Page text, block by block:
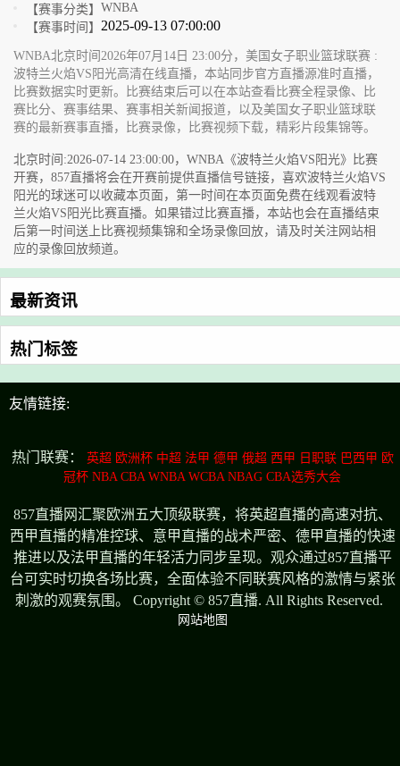
【赛事分类】 WNBA
【赛事时间】 2025-09-13 07:00:00
WNBA北京时间2026年07月14日 23:00分，美国女子职业篮球联赛 :
波特兰火焰VS阳光高清在线直播，本站同步官方直播源准时直播，
比赛数据实时更新。比赛结束后可以在本站查看比赛全程录像、比
赛比分、赛事结果、赛事相关新闻报道，以及美国女子职业篮球联
赛的最新赛事直播，比赛录像，比赛视频下载，精彩片段集锦等。
北京时间:2026-07-14 23:00:00，WNBA《波特兰火焰VS阳光》比赛
开赛，857直播将会在开赛前提供直播信号链接，喜欢波特兰火焰VS
阳光的球迷可以收藏本页面，第一时间在本页面免费在线观看波特
兰火焰VS阳光比赛直播。如果错过比赛直播，本站也会在直播结束
后第一时间送上比赛视频集锦和全场录像回放，请及时关注网站相
应的录像回放频道。
最新资讯
热门标签
友情链接:
热门联赛： 英超 欧洲杯 中超 法甲 德甲 俄超 西甲 日职联 巴西甲 欧
冠杯 NBA CBA WNBA WCBA NBAG CBA选秀大会
857直播网汇聚欧洲五大顶级联赛，将英超直播的高速对抗、
西甲直播的精准控球、意甲直播的战术严密、德甲直播的快速
推进以及法甲直播的年轻活力同步呈现。观众通过857直播平
台可实时切换各场比赛，全面体验不同联赛风格的激情与紧张
刺激的观赛氛围。 Copyright © 857直播. All Rights Reserved.
网站地图